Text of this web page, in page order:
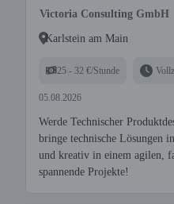
Victoria Consulting GmbH
Karlstein am Main
25 - 32 €/Stunde
05.08.2026
Werde Technischer
bringe technische Lösungen
und kreativ in einem agilen,
spannende Projekte!